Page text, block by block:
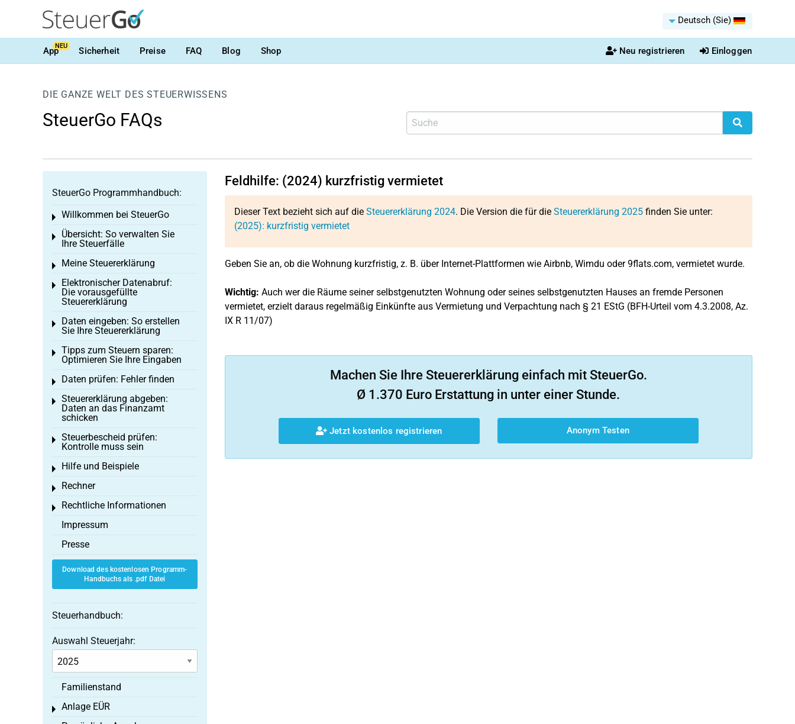
Deutsch (Sie)
AppNEU Sicherheit Preise FAQ Blog Shop Neu registrieren Einloggen
DIE GANZE WELT DES STEUERWISSENS
SteuerGo FAQs
Feldhilfe: (2024) kurzfristig vermietet
Dieser Text bezieht sich auf die Steuererklärung 2024. Die Version die für die Steuererklärung 2025finden Sie unter:
(2025): kurzfristig vermietet
Geben Sie an, ob die Wohnung kurzfristig, z. B. über Internet-Plattformen wie Airbnb, Wimdu oder 9flats.com, vermietet wurde.
Wichtig: Auch wer die Räume seiner selbstgenutzten Wohnung oder seines selbstgenutzten Hauses an fremde Personen
vermietet, erzielt daraus regelmäßig Einkünfte aus Vermietung und Verpachtung nach § 21 EStG (BFH-Urteil vom 4.3.2008, Az.
IX R 11/07)
Machen Sie Ihre Steuererklärung einfach mit SteuerGo.
Ø 1.370 Euro Erstattung in unter einer Stunde.
Jetzt kostenlos registrieren Anonym Testen
SteuerGo Programmhandbuch:
Willkommen bei SteuerGo
Toggle menu
Übersicht: So verwalten Sie
Ihre Steuerfälle
Toggle menu
Meine Steuererklärung
Toggle menu
Elektronischer Datenabruf:
Die vorausgefüllte
Steuererklärung
Toggle menu
Daten eingeben: So erstellen
Sie Ihre Steuererklärung
Toggle menu
Tipps zum Steuern sparen:
Optimieren Sie Ihre Eingaben
Toggle menu
Daten prüfen: Fehler finden
Toggle menu
Steuererklärung abgeben:
Daten an das Finanzamt
schicken
Toggle menu
Steuerbescheid prüfen:
Kontrolle muss sein
Toggle menu
Hilfe und Beispiele
Toggle menu
Rechner
Toggle menu
Rechtliche Informationen
Toggle menu
Impressum
Presse
Download des kostenlosen Programm-
Handbuchs als .pdf Datei
Steuerhandbuch:
Auswahl Steuerjahr:
Familienstand
Anlage EÜR
Toggle menu